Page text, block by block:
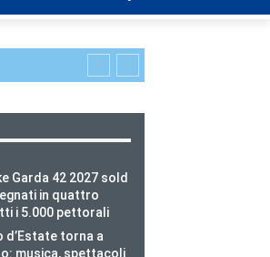
Garda 42 2027 sold
in quattro
i 5.000 pettorali
d’Estate torna a
musica, spettacoli